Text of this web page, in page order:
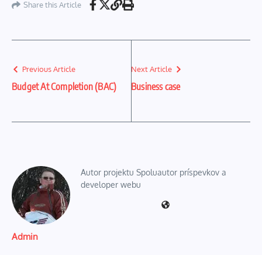
Share this Article
Previous Article
Budget At Completion (BAC)
Next Article
Business case
Admin
Autor projektu Spoluautor príspevkov a
developer webu